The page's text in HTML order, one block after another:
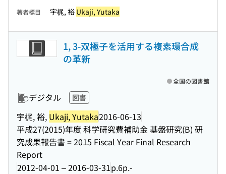
著者標目 宇梶, 裕 Ukaji, Yutaka
1, 3-双極子を活用する複素環合成
の革新
デジタル 図書
宇梶, 裕, Ukaji, Yutaka2016-06-13
平成27(2015)年度 科学研究費補助金 基盤研究(B) 研
究成果報告書 = 2015 Fiscal Year Final Research
Report
2012-04-01 – 2016-03-31p.6p.-
全国の図書館